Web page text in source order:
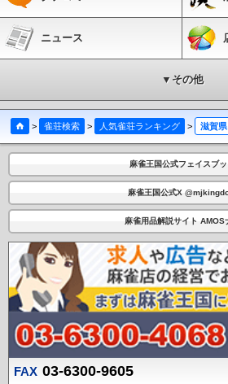
ニュース
▼その他
> 雀荘検索 > 人気雀荘ランキング > 滋賀
麻雀王国公式フェイスブッ
麻雀王国公式X
麻雀用品解説サイト AMOS
FAX 03-6300-9605